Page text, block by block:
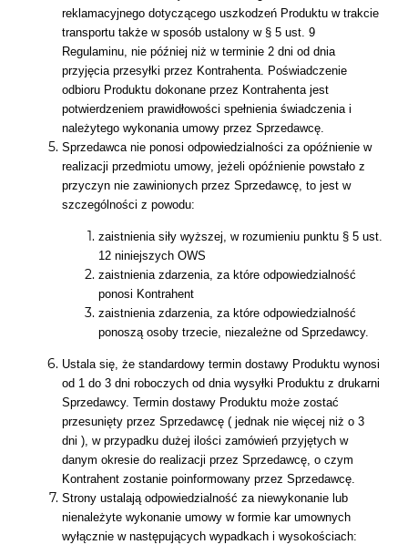
reklamacyjnego dotyczącego uszkodzeń Produktu w trakcie
transportu także w sposób ustalony w § 5 ust. 9
Regulaminu, nie później niż w terminie 2 dni od dnia
przyjęcia przesyłki przez Kontrahenta. Poświadczenie
odbioru Produktu dokonane przez Kontrahenta jest
potwierdzeniem prawidłowości spełnienia świadczenia i
należytego wykonania umowy przez Sprzedawcę.
Sprzedawca nie ponosi odpowiedzialności za opóźnienie w
realizacji przedmiotu umowy, jeżeli opóźnienie powstało z
przyczyn nie zawinionych przez Sprzedawcę, to jest w
szczególności z powodu:
zaistnienia siły wyższej, w rozumieniu punktu § 5 ust.
12 niniejszych OWS
zaistnienia zdarzenia, za które odpowiedzialność
ponosi Kontrahent
zaistnienia zdarzenia, za które odpowiedzialność
ponoszą osoby trzecie, niezależne od Sprzedawcy.
Ustala się, że standardowy termin dostawy Produktu wynosi
od 1 do 3 dni roboczych od dnia wysyłki Produktu z drukarni
Sprzedawcy. Termin dostawy Produktu może zostać
przesunięty przez Sprzedawcę ( jednak nie więcej niż o 3
dni ), w przypadku dużej ilości zamówień przyjętych w
danym okresie do realizacji przez Sprzedawcę, o czym
Kontrahent zostanie poinformowany przez Sprzedawcę.
Strony ustalają odpowiedzialność za niewykonanie lub
nienależyte wykonanie umowy w formie kar umownych
wyłącznie w następujących wypadkach i wysokościach: